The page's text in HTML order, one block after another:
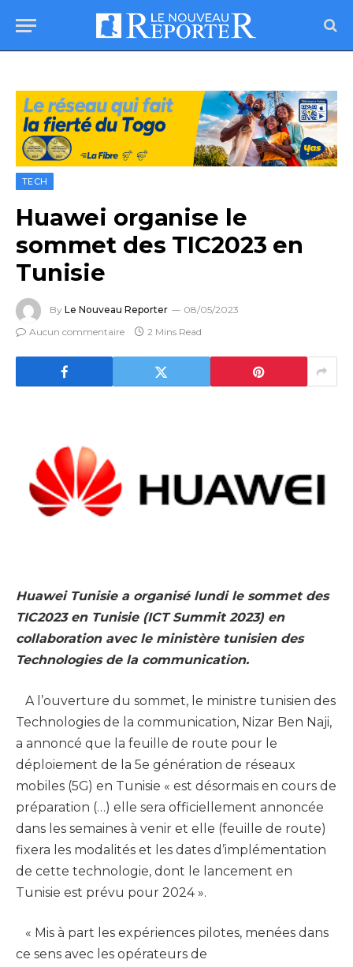
TECH
Huawei organise le
sommet des TIC2023 en
Tunisie
By Le Nouveau Reporter
08/05/2023
Aucun commentaire
2 Mins Read
Huawei Tunisie a organisé lundi le sommet des
TIC2023 en Tunisie (ICT Summit 2023) en
collaboration avec le ministère tunisien des
Technologies de la communication.
A l’ouverture du sommet, le ministre tunisien des
Technologies de la communication, Nizar Ben Naji,
a annoncé que la feuille de route pour le
déploiement de la 5e génération de réseaux
mobiles (5G) en Tunisie « est désormais en cours de
préparation (…) elle sera officiellement annoncée
dans les semaines à venir et elle (feuille de route)
fixera les modalités et les dates d’implémentation
de cette technologie, dont le lancement en
Tunisie est prévu pour 2024 ».
« Mis à part les expériences pilotes, menées dans
ce sens avec les opérateurs de